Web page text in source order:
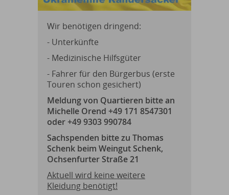
Wir benötigen dringend:
- Unterkünfte
- Medizinische Hilfsgüter
- Fahrer für den Bürgerbus (erste
Touren schon gesichert)
Meldung von Quartieren bitte an
Michelle Orend +49 171 8547301
oder +49 9303 990784
Sachspenden bitte zu Thomas
Schenk beim Weingut Schenk,
Ochsenfurter Straße 21
Aktuell wird keine weitere
Kleidung benötigt!